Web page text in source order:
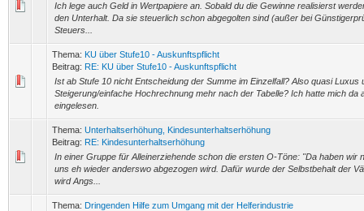
Ich lege auch Geld in Wertpapiere an. Sobald du die Gewinne realisierst
den Unterhalt. Da sie steuerlich schon abgegolten sind (außer bei
Steuers...
Thema: KU über Stufe10 - Auskunftspflicht
Beitrag: RE: KU über Stufe10 - Auskunftspflicht
Ist ab Stufe 10 nicht Entscheidung der Summe im Einzelfall? Also quasi Luxus
Steigerung/einfache Hochrechnung mehr nach der Tabelle? Ich hatte mich da
eingelesen.
Thema: Unterhaltserhöhung, Kindesunterhaltserhöhung
Beitrag: RE: Kindesunterhaltserhöhung
In einer Gruppe für Alleinerziehende schon die ersten O-Töne: "Da haben wir
uns eh wieder anderswo abgezogen wird. Dafür wurde der Selbstbehalt der
wird Angs...
Thema: Dringenden Hilfe zum Umgang mit der Helferindustrie